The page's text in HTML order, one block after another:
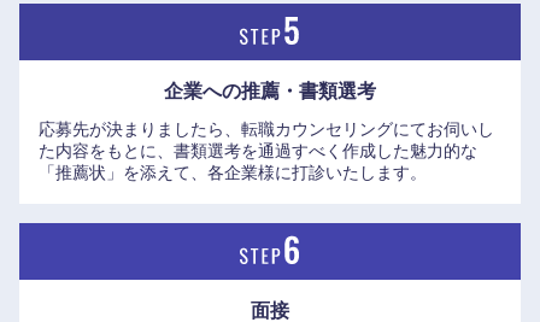
企業への推薦・書類選考
応募先が決まりましたら、転職カウンセリングにてお伺いし
た内容をもとに、書類選考を通過すべく作成した魅力的な
「推薦状」を添えて、各企業様に打診いたします。
面接